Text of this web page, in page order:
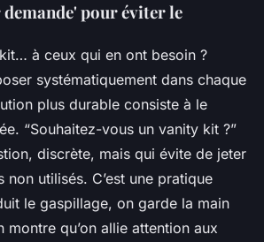
pour éviter le
à ceux qui en ont besoin ?
systématiquement dans chaque
plus durable consiste à le
“Souhaitez-vous un vanity kit ?”
discrète, mais qui évite de jeter
non utilisés. C’est une pratique
le gaspillage, on garde la main
montre qu’on allie attention aux